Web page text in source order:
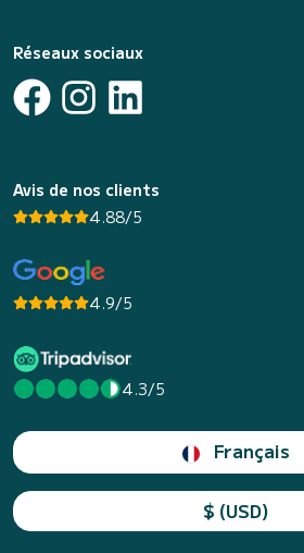
Réseaux sociaux
Avis de nos clients
4.88/5
4.9/5
4.3/5
Français
$ (USD)